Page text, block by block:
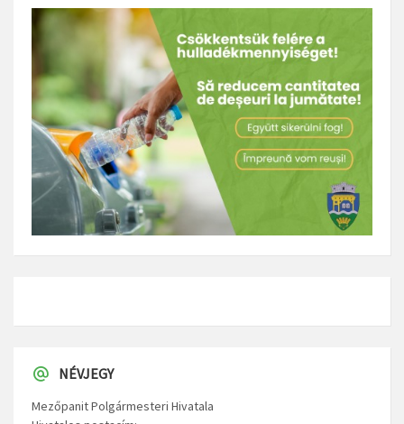
NÉVJEGY
Mezőpanit Polgármesteri Hivatala